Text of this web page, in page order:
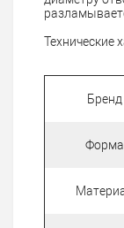
Технические
Бренд
Форма